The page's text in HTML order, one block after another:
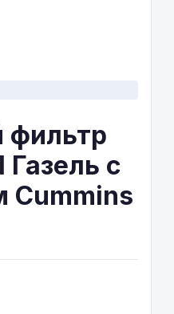
фильтр
с
Cummins